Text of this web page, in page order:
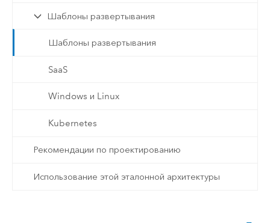
Шаблоны развертывания
Шаблоны развертывания
SaaS
Windows и Linux
Kubernetes
Рекомендации по проектированию
Использование этой эталонной архитектуры